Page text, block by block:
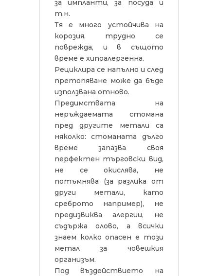
за импланти, за посуда и
т.н.
Тя е много устойчива на
корозия, трудно се
поврежда, и в същото
време е хипоалергенна.
Рециклира се напълно и след
претопяване може да бъде
използвана отново.
Предимствата на
неръждаемата стомана
пред другите метали са
няколко: стоманата дълго
време запазва своя
перфектен търговски вид,
не се окислява, не
потъмнява (за разлика от
други метали, като
среброто например), не
предизвиква алергии, не
съдържа олово, а всички
знаем колко опасен е този
метал за човешкия
организъм.
Под въздействието на